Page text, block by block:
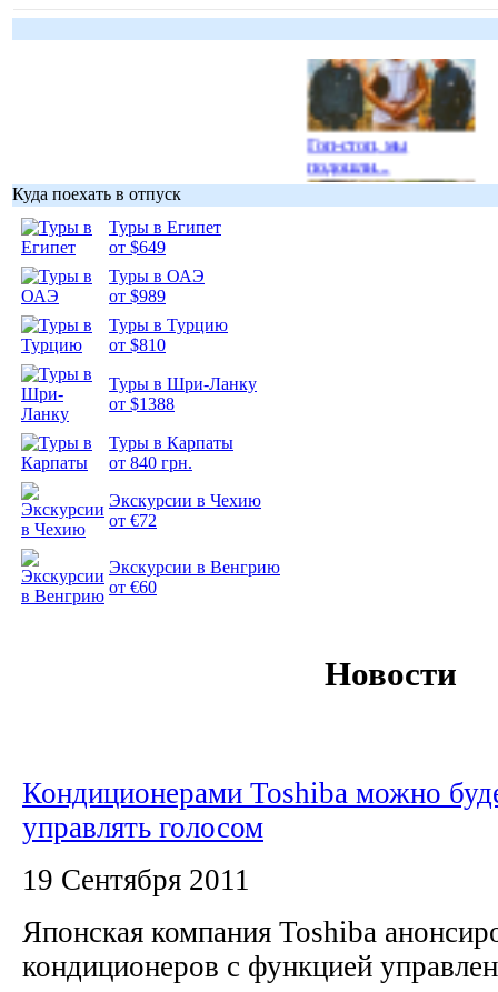
Гоп-стоп, мы
подошли...
Куда поехать в отпуск
Туры в Египет
от $649
Туры в ОАЭ
от $989
Туры в Турцию
от $810
Туры в Шри-Ланку
от $1388
Туры в Карпаты
от 840 грн.
Экскурсии в Чехию
от €72
Экскурсии в Венгрию
от €60
Новости
Кондиционерами Toshiba можно
управлять голосом
19 Сентября 2011
Японская компания Toshiba
кондиционеров с функцией